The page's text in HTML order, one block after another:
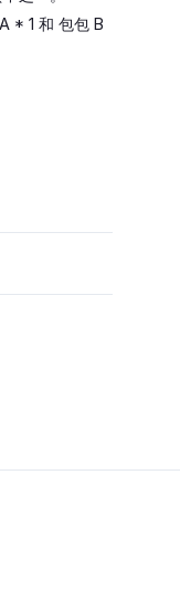
* 1 和 包包 B